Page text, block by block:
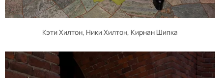
Кэти Хилтон, Ники Хилтон, Кирнан Шипка